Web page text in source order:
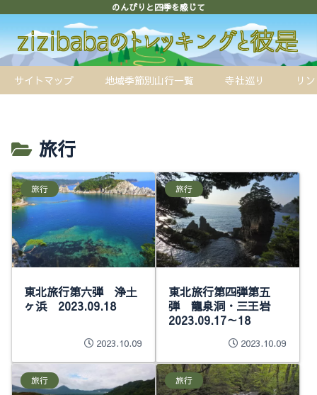
のんびりと四季を感じて
サイトマップ 地域季節別山行一覧 寺社巡り リ
旅行
旅行
東北旅行第六弾 浄土
ヶ浜 2023.09.18
2023.10.09
旅行
東北旅行第四弾第五
弾 龍泉洞・三王岩
2023.09.17～18
2023.10.09
旅行 旅行